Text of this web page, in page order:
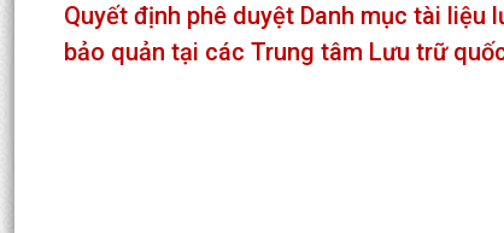
Quyết định phê duyệt Danh mục tài
bảo quản tại các Trung tâm Lưu trữ